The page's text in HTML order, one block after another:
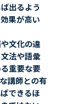
出るよう
果が高い
文化の違
法や語彙
重要な要
講師との有
できるほ